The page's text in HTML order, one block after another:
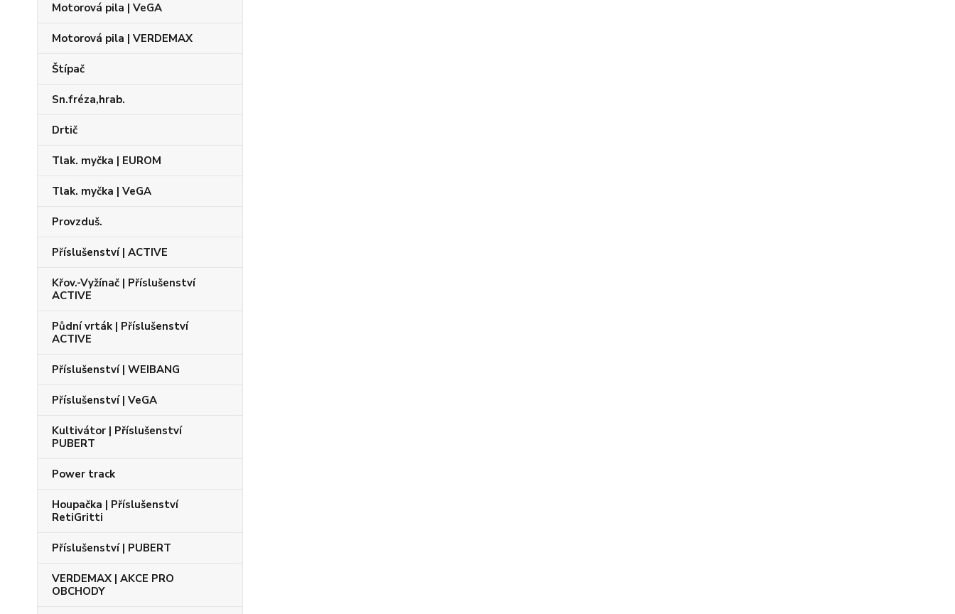
Motorová pila | VeGA
Motorová pila | VERDEMAX
Štípač
Sn.fréza,hrab.
Drtič
Tlak. myčka | EUROM
Tlak. myčka | VeGA
Provzduš.
Příslušenství | ACTIVE
Křov.-Vyžínač | Příslušenství
ACTIVE
Půdní vrták | Příslušenství
ACTIVE
Příslušenství | WEIBANG
Příslušenství | VeGA
Kultivátor | Příslušenství
PUBERT
Power track
Houpačka | Příslušenství
RetiGritti
Příslušenství | PUBERT
VERDEMAX | AKCE PRO
OBCHODY